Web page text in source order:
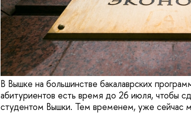
В Вышке на большинстве бакалаврских
абитуриентов есть время до 26 июля, чтобы
студентом Вышки. Тем временем, уже сейчас